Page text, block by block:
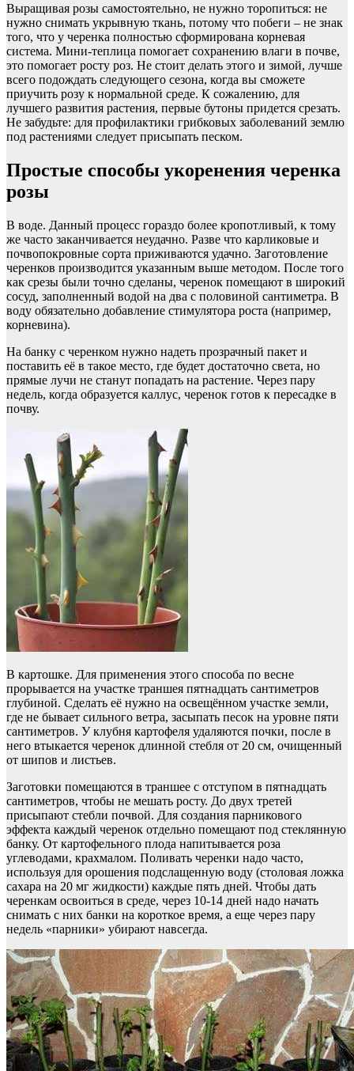
Выращивая розы самостоятельно, не нужно торопиться: не
нужно снимать укрывную ткань, потому что побеги – не знак
того, что у черенка полностью сформирована корневая
система. Мини-теплица помогает сохранению влаги в почве,
это помогает росту роз. Не стоит делать этого и зимой, лучше
всего подождать следующего сезона, когда вы сможете
приучить розу к нормальной среде. К сожалению, для
лучшего развития растения, первые бутоны придется срезать.
Не забудьте: для профилактики грибковых заболеваний землю
под растениями следует присыпать песком.
Простые способы укоренения черенка
розы
В воде. Данный процесс гораздо более кропотливый, к тому
же часто заканчивается неудачно. Разве что карликовые и
почвопокровные сорта приживаются удачно. Заготовление
черенков производится указанным выше методом. После того
как срезы были точно сделаны, черенок помещают в широкий
сосуд, заполненный водой на два с половиной сантиметра. В
воду обязательно добавление стимулятора роста (например,
корневина).
На банку с черенком нужно надеть прозрачный пакет и
поставить её в такое место, где будет достаточно света, но
прямые лучи не станут попадать на растение. Через пару
недель, когда образуется каллус, черенок готов к пересадке в
почву.
В картошке. Для применения этого способа по весне
прорывается на участке траншея пятнадцать сантиметров
глубиной. Сделать её нужно на освещённом участке земли,
где не бывает сильного ветра, засыпать песок на уровне пяти
сантиметров. У клубня картофеля удаляются почки, после в
него втыкается черенок длинной стебля от 20 см, очищенный
от шипов и листьев.
Заготовки помещаются в траншее с отступом в пятнадцать
сантиметров, чтобы не мешать росту. До двух третей
присыпают стебли почвой. Для создания парникового
эффекта каждый черенок отдельно помещают под стеклянную
банку. От картофельного плода напитывается роза
углеводами, крахмалом. Поливать черенки надо часто,
используя для орошения подслащенную воду (столовая ложка
сахара на 20 мг жидкости) каждые пять дней. Чтобы дать
черенкам освоиться в среде, через 10-14 дней надо начать
снимать с них банки на короткое время, а еще через пару
недель «парники» убирают навсегда.